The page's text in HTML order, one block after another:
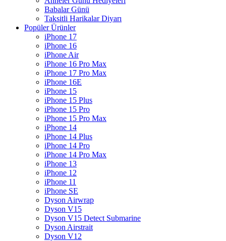
Babalar Günü
Taksitli Harikalar Diyarı
Popüler Ürünler
iPhone 17
iPhone 16
iPhone Air
iPhone 16 Pro Max
iPhone 17 Pro Max
iPhone 16E
iPhone 15
iPhone 15 Plus
iPhone 15 Pro
iPhone 15 Pro Max
iPhone 14
iPhone 14 Plus
iPhone 14 Pro
iPhone 14 Pro Max
iPhone 13
iPhone 12
iPhone 11
iPhone SE
Dyson Airwrap
Dyson V15
Dyson V15 Detect Submarine
Dyson Airstrait
Dyson V12